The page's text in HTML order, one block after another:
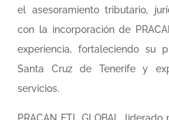
el asesoramiento tributario,
con la incorporación de
experiencia, fortaleciendo su
Santa Cruz de Tenerife y
servicios.
PRACAN ETL GLOBAL,